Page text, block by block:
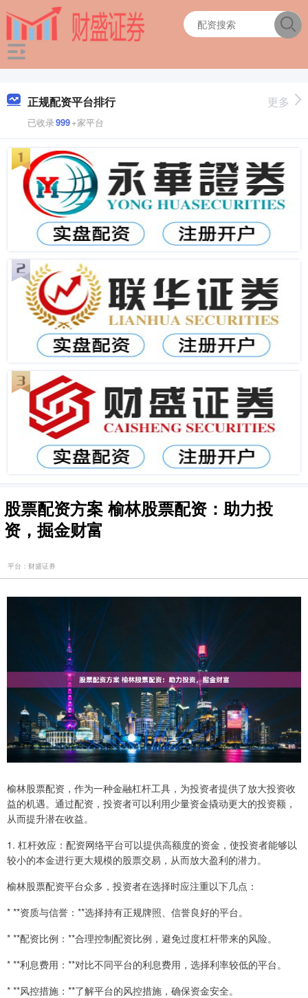
正规配资平台排行
已收录999+家平台
更多
股票配资方案 榆林股票配资：助力投
资，掘金财富
平台：财盛证券
榆林股票配资，作为一种金融杠杆工具，为投资者提供了放大投资收
益的机遇。通过配资，投资者可以利用少量资金撬动更大的投资额，
从而提升潜在收益。
1. 杠杆效应：配资网络平台可以提供高额度的资金，使投资者能够以
较小的本金进行更大规模的股票交易，从而放大盈利的潜力。
榆林股票配资平台众多，投资者在选择时应注重以下几点：
* **资质与信誉：**选择持有正规牌照、信誉良好的平台。
* **配资比例：**合理控制配资比例，避免过度杠杆带来的风险。
* **利息费用：**对比不同平台的利息费用，选择利率较低的平台。
* **风控措施：**了解平台的风控措施，确保资金安全。